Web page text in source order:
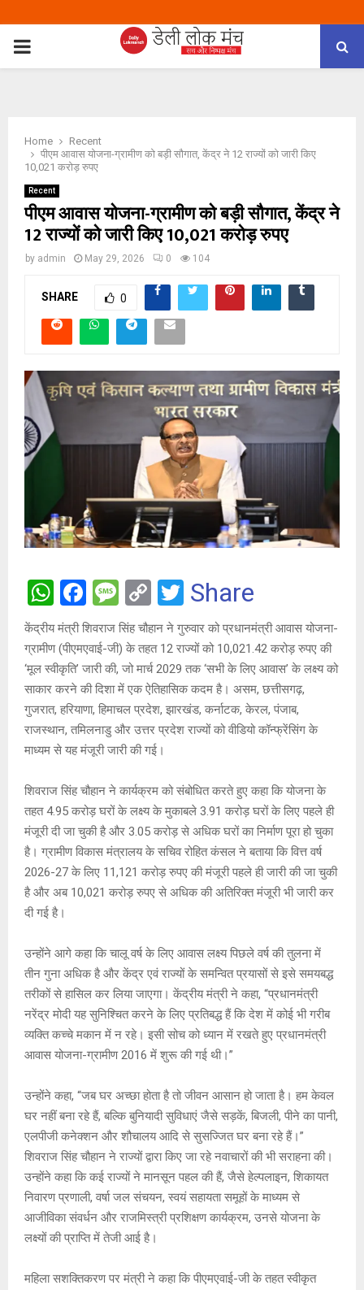
PRIMARY
Home
Recent
पीएम आवास योजना-ग्रामीण को बड़ी सौगात, केंद्र ने 12 राज्यों को जारी किए
10,021 करोड़ रुपए
Recent
पीएम आवास योजना-ग्रामीण को बड़ी सौगात, केंद्र ने
12 राज्यों को जारी किए 10,021 करोड़ रुपए
by admin May 29, 2026 0 104
SHARE 0
W
h
at
s
A
p
p
F
a
ce
b
o
o
k
M
es
s
a
g
e
C
o
py
Li
n
k
T
wi
tt
er
Share
केंद्रीय मंत्री शिवराज सिंह चौहान ने गुरुवार को प्रधानमंत्री आवास योजना-
ग्रामीण (पीएमएवाई-जी) के तहत 12 राज्यों को 10,021.42 करोड़ रुपए की
‘मूल स्वीकृति’ जारी की, जो मार्च 2029 तक ‘सभी के लिए आवास’ के लक्ष्य को
साकार करने की दिशा में एक ऐतिहासिक कदम है। असम, छत्तीसगढ़,
गुजरात, हरियाणा, हिमाचल प्रदेश, झारखंड, कर्नाटक, केरल, पंजाब,
राजस्थान, तमिलनाडु और उत्तर प्रदेश राज्यों को वीडियो कॉन्फ्रेंसिंग के
माध्यम से यह मंजूरी जारी की गई।
शिवराज सिंह चौहान ने कार्यक्रम को संबोधित करते हुए कहा कि योजना के
तहत 4.95 करोड़ घरों के लक्ष्य के मुकाबले 3.91 करोड़ घरों के लिए पहले ही
मंजूरी दी जा चुकी है और 3.05 करोड़ से अधिक घरों का निर्माण पूरा हो चुका
है। ग्रामीण विकास मंत्रालय के सचिव रोहित कंसल ने बताया कि वित्त वर्ष
2026-27 के लिए 11,121 करोड़ रुपए की मंजूरी पहले ही जारी की जा चुकी
है और अब 10,021 करोड़ रुपए से अधिक की अतिरिक्त मंजूरी भी जारी कर
दी गई है।
उन्होंने आगे कहा कि चालू वर्ष के लिए आवास लक्ष्य पिछले वर्ष की तुलना में
तीन गुना अधिक है और केंद्र एवं राज्यों के समन्वित प्रयासों से इसे समयबद्ध
तरीकों से हासिल कर लिया जाएगा। केंद्रीय मंत्री ने कहा, “प्रधानमंत्री
नरेंद्र मोदी यह सुनिश्चित करने के लिए प्रतिबद्ध हैं कि देश में कोई भी गरीब
व्यक्ति कच्चे मकान में न रहे। इसी सोच को ध्यान में रखते हुए प्रधानमंत्री
आवास योजना-ग्रामीण 2016 में शुरू की गई थी।”
उन्होंने कहा, “जब घर अच्छा होता है तो जीवन आसान हो जाता है। हम केवल
घर नहीं बना रहे हैं, बल्कि बुनियादी सुविधाएं जैसे सड़कें, बिजली, पीने का पानी,
एलपीजी कनेक्शन और शौचालय आदि से सुसज्जित घर बना रहे हैं।”
शिवराज सिंह चौहान ने राज्यों द्वारा किए जा रहे नवाचारों की भी सराहना की।
उन्होंने कहा कि कई राज्यों ने मानसून पहल की हैं, जैसे हेल्पलाइन, शिकायत
निवारण प्रणाली, वर्षा जल संचयन, स्वयं सहायता समूहों के माध्यम से
आजीविका संवर्धन और राजमिस्त्री प्रशिक्षण कार्यक्रम, उनसे योजना के
लक्ष्यों की प्राप्ति में तेजी आई है।
महिला सशक्तिकरण पर मंत्री ने कहा कि पीएमएवाई-जी के तहत स्वीकृत